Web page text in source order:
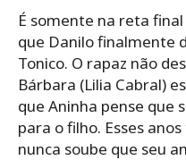
É somente na reta final
que Danilo finalmente
Tonico. O rapaz não
Bárbara (Lilia Cabral)
que Aninha pense que
para o filho. Esses
nunca soube que seu